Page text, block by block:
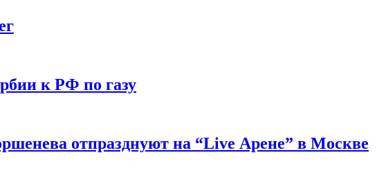
к РФ по газу
отпразднуют на “Live Арене” в Москве